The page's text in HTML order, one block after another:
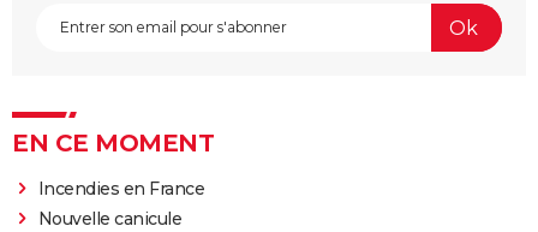
EN CE MOMENT
Incendies en France
Nouvelle canicule